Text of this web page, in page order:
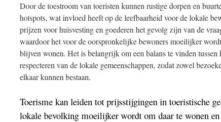
Door de toestroom van toeristen kunnen rustige dorpen en
hotspots, wat invloed heeft op de leefbaarheid voor de lokale
prijzen voor huisvesting en goederen het gevolg zijn van de
waardoor het voor de oorspronkelijke bewoners moeilijker
blijven wonen. Het is belangrijk om een balans te vinden tussen
respecteren van de lokale gemeenschappen, zodat zowel
elkaar kunnen bestaan.
Toerisme kan leiden tot prijsstijgingen in toeristische
lokale bevolking moeilijker wordt om daar te wonen